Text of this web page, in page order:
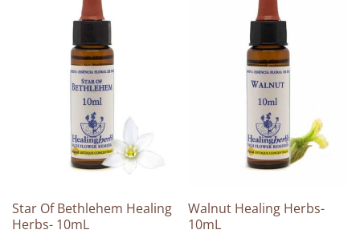
Star Of Bethlehem Healing
Herbs- 10mL
Walnut Healing Herbs-
10mL